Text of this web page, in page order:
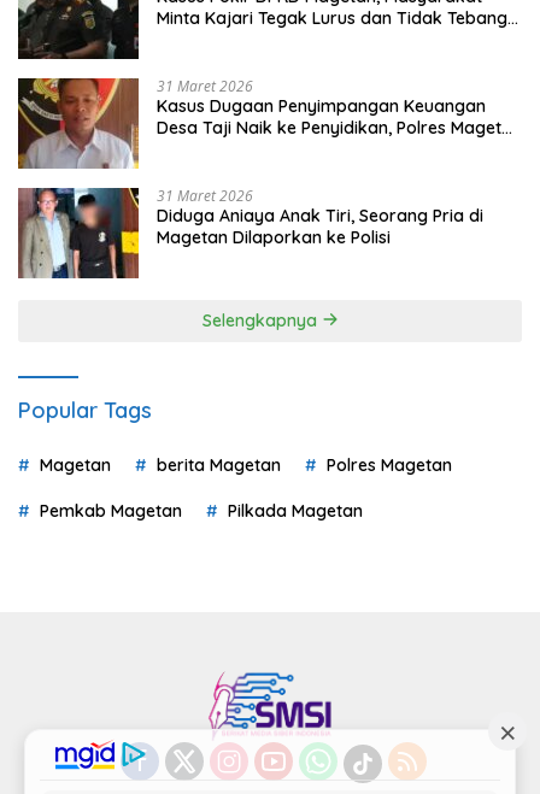
Minta Kajari Tegak Lurus dan Tidak Tebang
31 Maret 2026
Kasus Dugaan Penyimpangan Keuangan
Desa Taji Naik ke Penyidikan, Polres Magetan
31 Maret 2026
Diduga Aniaya Anak Tiri, Seorang Pria di
Magetan Dilaporkan ke Polisi
Selengkapnya
Popular Tags
Magetan berita Magetan Polres Magetan
Pemkab Magetan Pilkada Magetan